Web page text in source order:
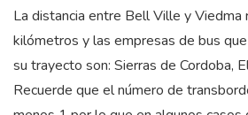
La distancia entre Bell Ville y
kilómetros y las empresas de bus
su trayecto son: Sierras de Cordoba,
Recuerde que el número de